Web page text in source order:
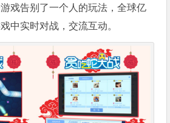
戏告别了一个人的玩法，全球亿
中实时对战，交流互动。